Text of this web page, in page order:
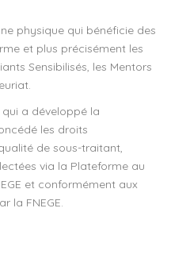
physique qui bénéficie des
et plus précisément les
Sensibilisés, les Mentors
a développé la
les droits
de sous-traitant,
via la Plateforme au
et conformément aux
la FNEGE.